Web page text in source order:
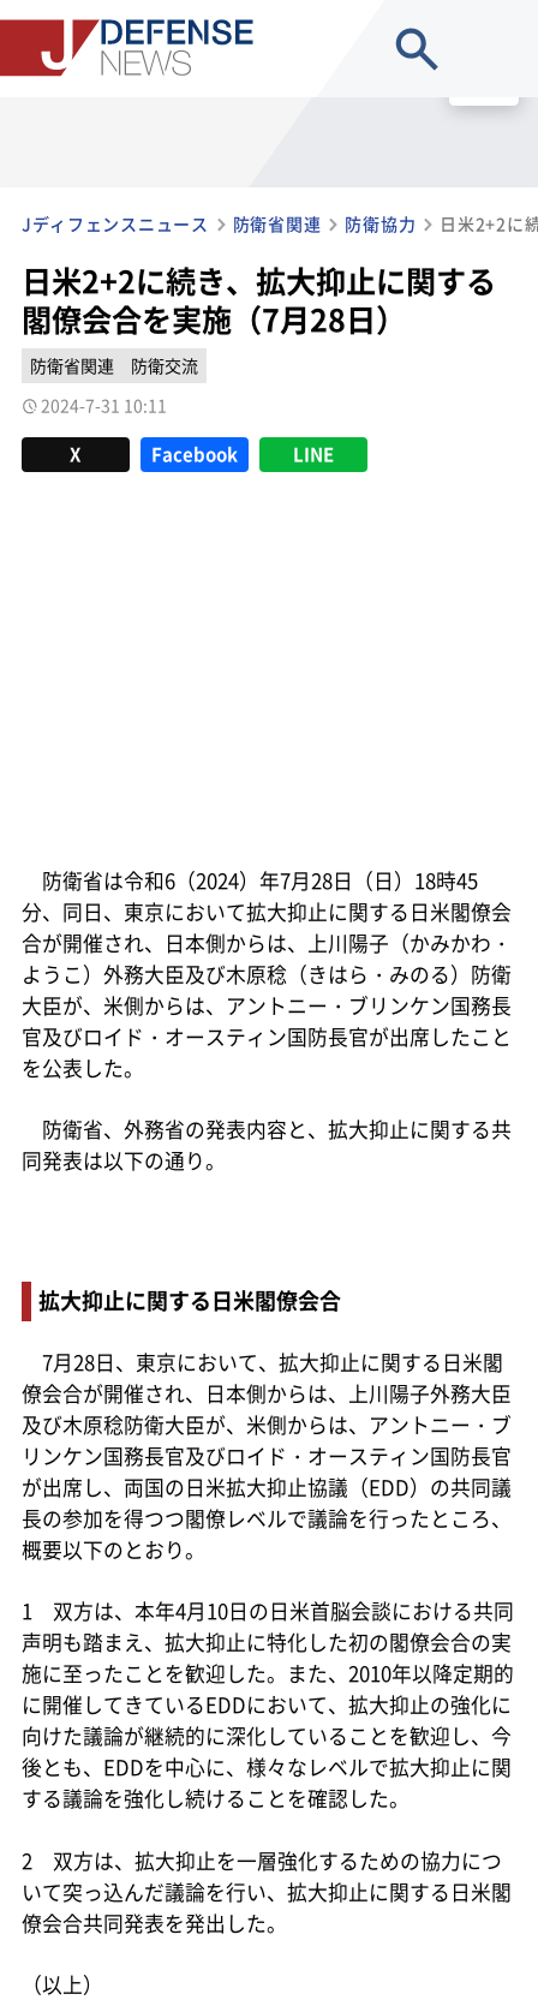
Jディフェンスニュース 防衛省関連 防衛協力
日米2+2に続き、拡大抑止に関する
閣僚会合を実施（7月28日）
防衛省関連
防衛交流
2024-7-31 10:11
X Facebook LINE
防衛省は令和6（2024）年7月28日（日）18時45
分、同日、東京において拡大抑止に関する日米閣僚会
合が開催され、日本側からは、上川陽子（かみかわ・
ようこ）外務大臣及び木原稔（きはら・みのる）防衛
大臣が、米側からは、アントニー・ブリンケン国務長
官及びロイド・オースティン国防長官が出席したこと
を公表した。
防衛省、外務省の発表内容と、拡大抑止に関する共
同発表は以下の通り。
拡大抑止に関する日米閣僚会合
7月28日、東京において、拡大抑止に関する日米閣
僚会合が開催され、日本側からは、上川陽子外務大臣
及び木原稔防衛大臣が、米側からは、アントニー・ブ
リンケン国務長官及びロイド・オースティン国防長官
が出席し、両国の日米拡大抑止協議（EDD）の共同議
長の参加を得つつ閣僚レベルで議論を行ったところ、
概要以下のとおり。
1 双方は、本年4月10日の日米首脳会談における共同
声明も踏まえ、拡大抑止に特化した初の閣僚会合の実
施に至ったことを歓迎した。また、2010年以降定期的
に開催してきているEDDにおいて、拡大抑止の強化に
向けた議論が継続的に深化していることを歓迎し、今
後とも、EDDを中心に、様々なレベルで拡大抑止に関
する議論を強化し続けることを確認した。
2 双方は、拡大抑止を一層強化するための協力につ
いて突っ込んだ議論を行い、拡大抑止に関する日米閣
僚会合共同発表を発出した。
（以上）